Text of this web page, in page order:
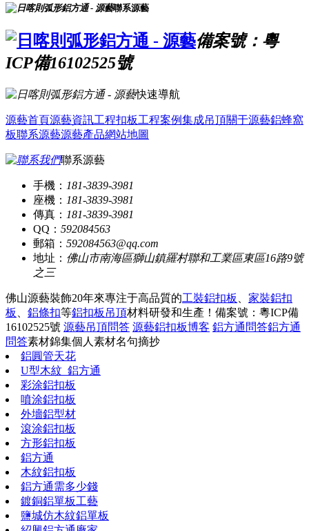
聯系源藝
備案號：粵
ICP備16102525號
快速導航
源藝首頁源藝資訊工程扣板工程案例集成吊頂關于源藝鋁蜂窩
板聯系源藝源藝產品網站地圖
聯系源藝
手機： 181-3839-3981
座機： 181-3839-3981
傳真： 181-3839-3981
QQ： 592084563
郵箱： 592084563@qq.com
地址： 佛山市南海區獅山鎮羅村聯和工業區東區16路9號
之三
佛山源藝裝飾20年來專注于高品質的工裝鋁扣板
家裝鋁扣
板
鋁條扣等鋁扣板吊頂材料研發和生產！ 備案號：粵ICP備
16102525號 源藝吊頂問答 源藝鋁扣板博客 鋁方通問答鋁方通
問答素材錦集個人素材名句摘抄
鋁圓管天花
U型木紋_鋁方通
彩涂鋁扣板
噴涂鋁扣板
外墻鋁型材
滾涂鋁扣板
方形鋁扣板
鋁方通
木紋鋁扣板
鋁方通需多少錢
鍍銅鋁單板工藝
鹽城仿木紋鋁單板